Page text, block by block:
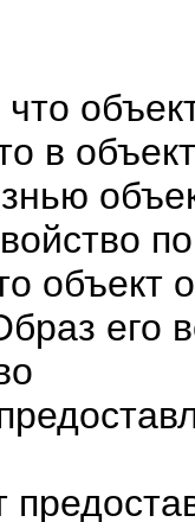
в
объект
его